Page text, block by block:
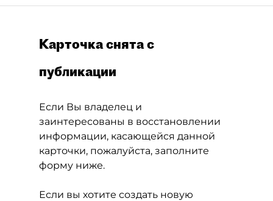
Карточка снята с
публикации
Если Вы владелец и
заинтересованы в восстановлении
информации, касающейся данной
карточки, пожалуйста, заполните
форму ниже.
Если вы хотите создать новую